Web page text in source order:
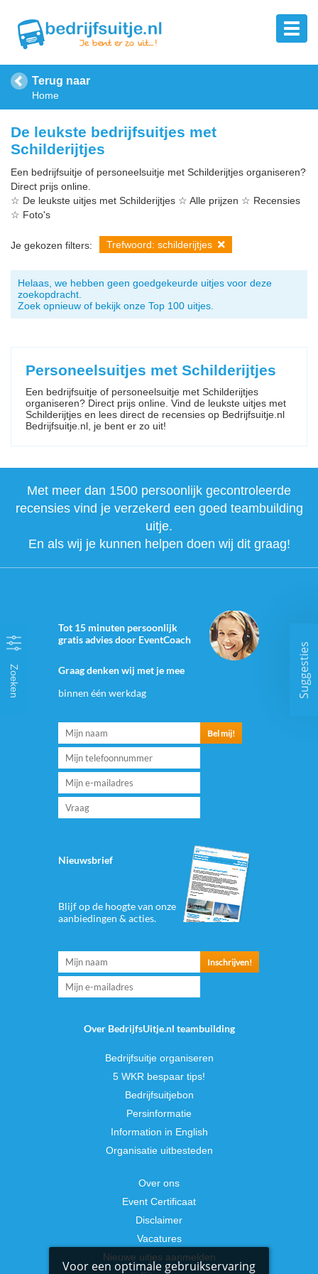
Terug naar
Home
Zoeken
De leukste bedrijfsuitjes met
Schilderijtjes
Een bedrijfsuitje of personeelsuitje met Schilderijtjes organiseren?
Direct prijs online.
☆ De leukste uitjes met Schilderijtjes ☆ Alle prijzen ☆ Recensies
☆ Foto's
Je gekozen filters: Trefwoord: schilderijtjes
Helaas, we hebben geen goedgekeurde uitjes voor deze
zoekopdracht.
Zoek opnieuw of bekijk onze Top 100 uitjes.
Personeelsuitjes met Schilderijtjes
Een bedrijfsuitje of personeelsuitje met Schilderijtjes
organiseren? Direct prijs online. Vind de leukste uitjes met
Schilderijtjes en lees direct de recensies op Bedrijfsuitje.nl
Bedrijfsuitje.nl, je bent er zo uit!
Met meer dan 1500 persoonlijk gecontroleerde
recensies vind je verzekerd een goed teambuilding
uitje.
En als wij je kunnen helpen doen wij dit graag!
Tot 15 minuten persoonlijk
gratis advies door EventCoach
Graag denken wij met je mee
binnen één werkdag
Nieuwsbrief
Blijf op de hoogte van onze
aanbiedingen & acties.
Over BedrijfsUitje.nl teambuilding
Bedrijfsuitje organiseren
5 WKR bespaar tips!
Bedrijfsuitjebon
Persinformatie
Information in English
Organisatie uitbesteden
Over ons
Event Certificaat
Disclaimer
Vacatures
Nieuwe uitjes aanmelden
Voor een optimale gebruikservaring
Suggesties